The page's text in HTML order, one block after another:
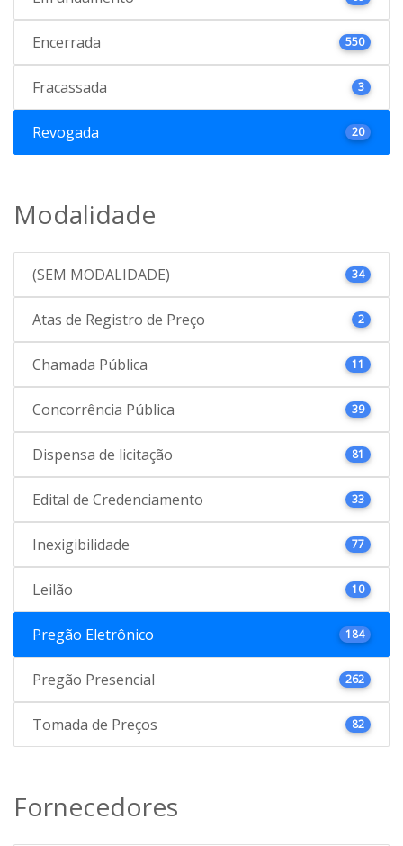
Encerrada 550
Fracassada 3
Revogada 20
Modalidade
(SEM MODALIDADE) 34
Atas de Registro de Preço 2
Chamada Pública 11
Concorrência Pública 39
Dispensa de licitação 81
Edital de Credenciamento 33
Inexigibilidade 77
Leilão 10
Pregão Eletrônico 184
Pregão Presencial 262
Tomada de Preços 82
Fornecedores